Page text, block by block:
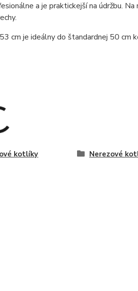
a je praktickejší na údržbu.
cm je ideálny do štandardnej 50 cm
kotlíky Nerezové